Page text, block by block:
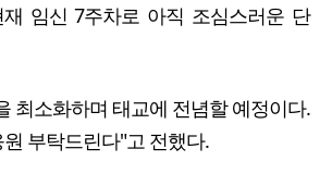
임신 7주차로 아직 조심스러운 단
최소화하며 태교에 전념할 예정이다.
부탁드린다"고 전했다.